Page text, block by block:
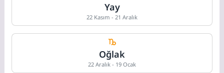
Yay
22 Kasım - 21 Aralık
Oğlak
22 Aralık - 19 Ocak